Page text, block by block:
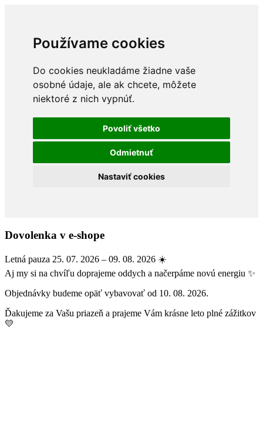
Používame cookies
Do cookies neukladáme žiadne vaše
osobné údaje, ale ak chcete, môžete
niektoré z nich vypnúť.
Povoliť všetko
Odmietnuť
Nastaviť cookies
Dovolenka v e-shope
Letná pauza 25. 07. 2026 – 09. 08. 2026 ☀️
Aj my si na chvíľu doprajeme oddych a načerpáme novú energiu ✨
Objednávky budeme opäť vybavovať od 10. 08. 2026.
Ďakujeme za Vašu priazeň a prajeme Vám krásne leto plné zážitkov
💛